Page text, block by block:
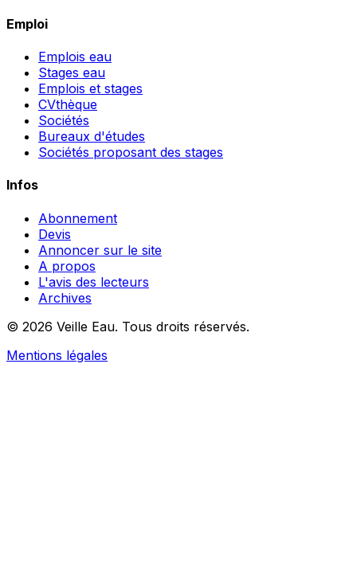
Emploi
Emplois eau
Stages eau
Emplois et stages
CVthèque
Sociétés
Bureaux d'études
Sociétés proposant des stages
Infos
Abonnement
Devis
Annoncer sur le site
A propos
L'avis des lecteurs
Archives
© 2026 Veille Eau. Tous droits réservés.
Mentions légales